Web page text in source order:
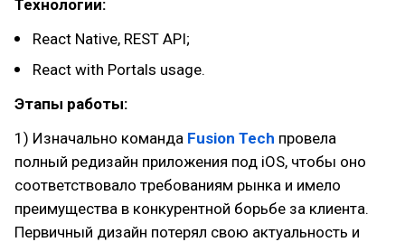
Технологии:
React Native, REST API;
React with Portals usage.
Этапы работы:
1) Изначально команда Fusion Tech провела
полный редизайн приложения под iOS, чтобы оно
соответствовало требованиям рынка и имело
преимущества в конкурентной борьбе за клиента.
Первичный дизайн потерял свою актуальность и